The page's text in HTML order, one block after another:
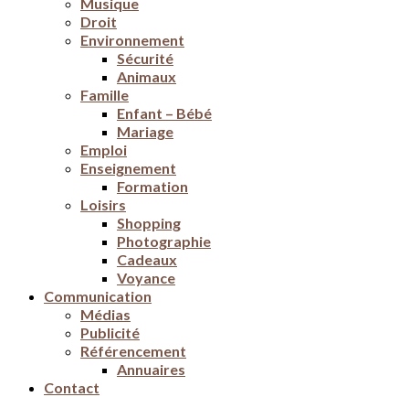
Droit
Environnement
Sécurité
Animaux
Famille
Enfant – Bébé
Mariage
Emploi
Enseignement
Formation
Loisirs
Shopping
Photographie
Cadeaux
Voyance
Communication
Médias
Publicité
Référencement
Annuaires
Contact